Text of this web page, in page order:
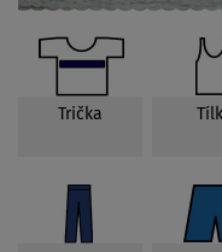
Trička